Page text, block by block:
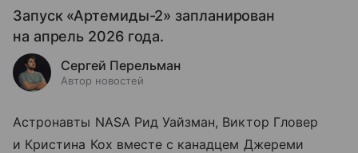
Запуск «Артемиды-2» запланирован
на апрель 2026 года.
Сергей Перельман
Автор новостей
Астронавты NASA Рид Уайзман, Виктор Гловер
и Кристина Кох вместе с канадцем Джереми